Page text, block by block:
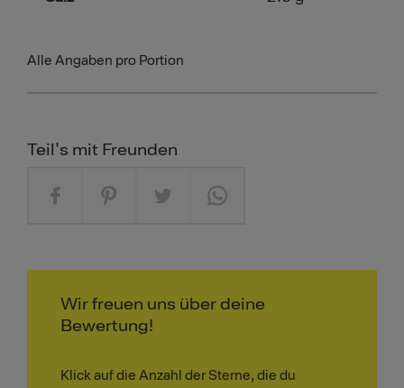
Alle Angaben pro Portion
Teil's mit Freunden
Wir freuen uns über deine
Bewertung!
Klick auf die Anzahl der Sterne, die du